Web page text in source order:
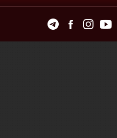
TelegramFacebook